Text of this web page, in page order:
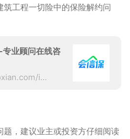
工程一切险中的保险解约问
业顾问在线咨
https://app.hxbaoxian.com/insurance?p=1&l=20&t=5&c=0&sourceType=web
题，建议业主或投资方仔细阅读